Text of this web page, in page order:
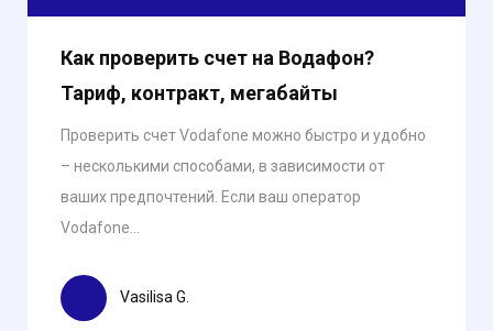
Как проверить счет на Водафон?
Тариф, контракт, мегабайты
Проверить счет Vodafone можно быстро и удобно
– несколькими способами, в зависимости от
ваших предпочтений. Если ваш оператор
Vodafone...
Vasilisa G.